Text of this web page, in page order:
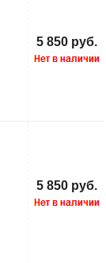
5 850 руб.
5 850 руб.